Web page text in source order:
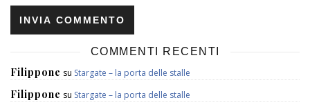
COMMENTI RECENTI
Filippone su Stargate – la porta delle stalle
Filippone su Stargate – la porta delle stalle